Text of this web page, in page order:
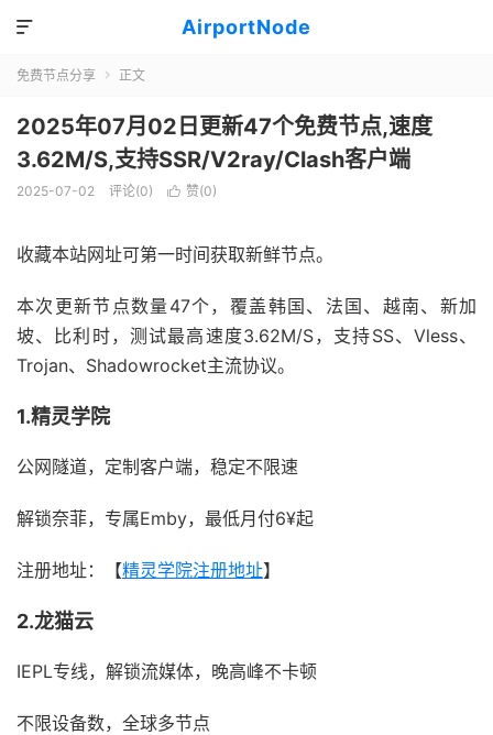
AirportNode

免费节点分享  正文
2025年07月02日更新47个免费节点,速度
3.62M/S,支持SSR/V2ray/Clash客户端
2025-07-02 评论(0)  赞(0)
收藏本站网址可第一时间获取新鲜节点。
本次更新节点数量47个，覆盖韩国、法国、越南、新加
坡、比利时，测试最高速度3.62M/S，支持SS、Vless、
Trojan、Shadowrocket主流协议。
1.精灵学院
公网隧道，定制客户端，稳定不限速
解锁奈菲，专属Emby，最低月付6¥起
注册地址：【精灵学院注册地址】
2.龙猫云
IEPL专线，解锁流媒体，晚高峰不卡顿
不限设备数，全球多节点